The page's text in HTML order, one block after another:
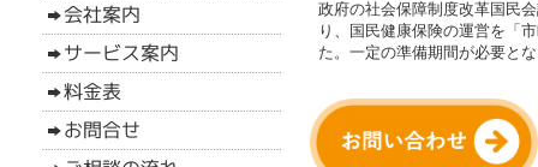
政府の社会保障制度改革国民
り、国民健康保険の運営を「
た。一定の準備期間が必要と